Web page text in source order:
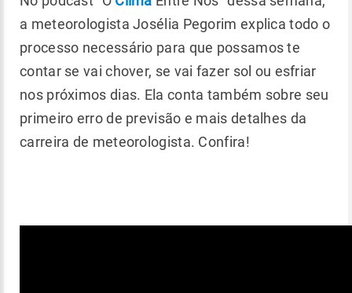
a meteorologista Josélia Pegorim explica todo o
processo necessário para que possamos te
contar se vai chover, se vai fazer sol ou esfriar
nos próximos dias. Ela conta também sobre seu
primeiro erro de previsão e mais detalhes da
carreira de meteorologista. Confira!